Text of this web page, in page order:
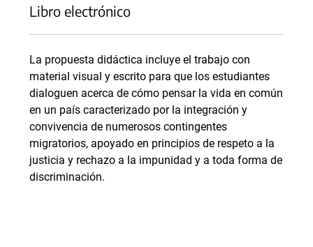
Libro electrónico
La propuesta didáctica incluye el trabajo con
material visual y escrito para que los estudiantes
dialoguen acerca de cómo pensar la vida en común
en un país caracterizado por la integración y
convivencia de numerosos contingentes
migratorios, apoyado en principios de respeto a la
justicia y rechazo a la impunidad y a toda forma de
discriminación.